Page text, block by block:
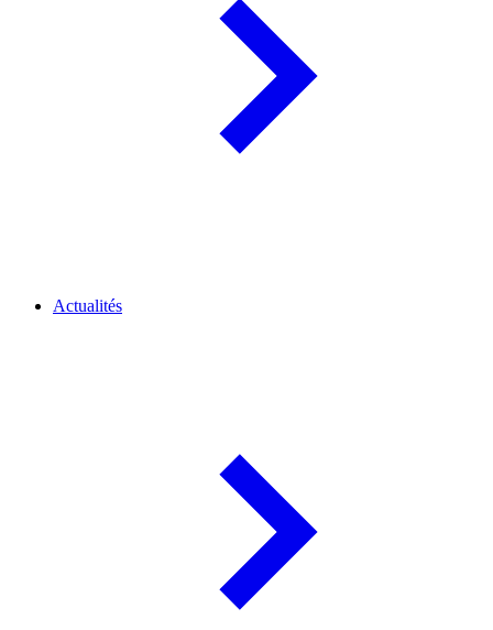
Actualités